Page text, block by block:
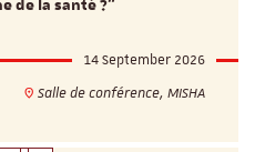
de la santé ?"
14 September 2026
Salle de conférence, MISHA